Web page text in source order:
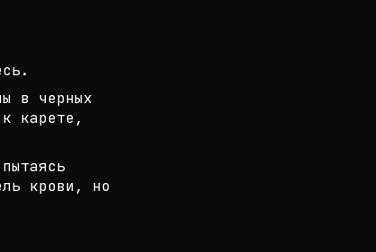
в черных
карете,
крови, но